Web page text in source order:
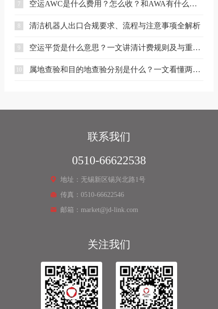
7 空运AWC是什么费用？怎么收？和AWA有什么区别？
清洁机器人出口合规要求、流程与注意事项全解析
9 空运平货是什么意思？一文讲清计费规则及与重货、泡货的区别
属地查验和目的地查验分别是什么？一文看懂两者区别
联系我们
0510-66622538
地址：无锡新区锡兴北路1号
传真：0510-66622546
邮箱：market@jd-link.com
关注我们